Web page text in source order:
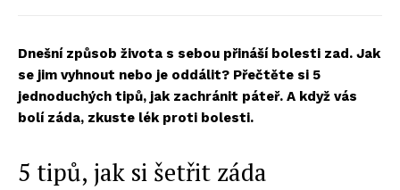
Dnešní způsob života s sebou přináší bolesti zad. Jak
se jim vyhnout nebo je oddálit? Přečtěte si 5
jednoduchých tipů, jak zachránit páteř. A když vás
bolí záda, zkuste lék proti bolesti.
5 tipů, jak si šetřit záda